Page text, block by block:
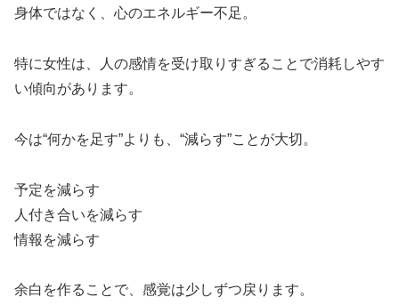
身体ではなく、心のエネルギー不足。
特に女性は、人の感情を受け取りすぎることで消耗しやす
い傾向があります。
今は“何かを足す”よりも、“減らす”ことが大切。
予定を減らす
人付き合いを減らす
情報を減らす
余白を作ることで、感覚は少しずつ戻ります。